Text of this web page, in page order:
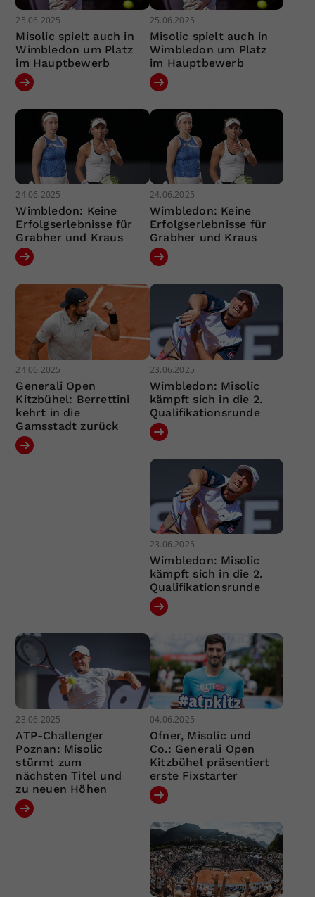
25.06.2025
Misolic spielt auch in
Wimbledon um Platz
im Hauptbewerb
25.06.2025
Misolic spielt auch in
Wimbledon um Platz
im Hauptbewerb
24.06.2025
Wimbledon: Keine
Erfolgserlebnisse für
Grabher und Kraus
24.06.2025
Wimbledon: Keine
Erfolgserlebnisse für
Grabher und Kraus
24.06.2025
Generali Open
Kitzbühel: Berrettini
kehrt in die
Gamsstadt zurück
23.06.2025
Wimbledon: Misolic
kämpft sich in die 2.
Qualifikationsrunde
23.06.2025
Wimbledon: Misolic
kämpft sich in die 2.
Qualifikationsrunde
23.06.2025
ATP-Challenger
Poznan: Misolic
stürmt zum
nächsten Titel und
zu neuen Höhen
04.06.2025
Ofner, Misolic und
Co.: Generali Open
Kitzbühel präsentiert
erste Fixstarter